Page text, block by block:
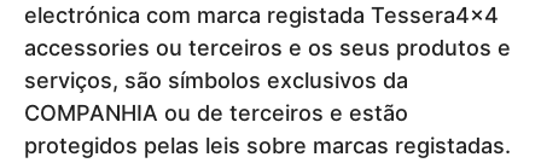
electrónica com marca registada Tessera4x4
accessories ou terceiros e os seus produtos e
serviços, são símbolos exclusivos da
COMPANHIA ou de terceiros e estão
protegidos pelas leis sobre marcas registadas.